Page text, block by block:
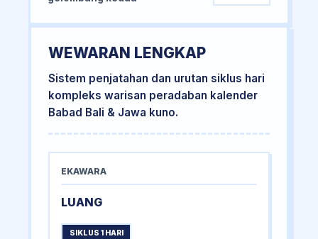
WEWARAN LENGKAP
Sistem penjatahan dan urutan siklus hari
kompleks warisan peradaban kalender
Babad Bali & Jawa kuno.
EKAWARA
LUANG
SIKLUS 1 HARI